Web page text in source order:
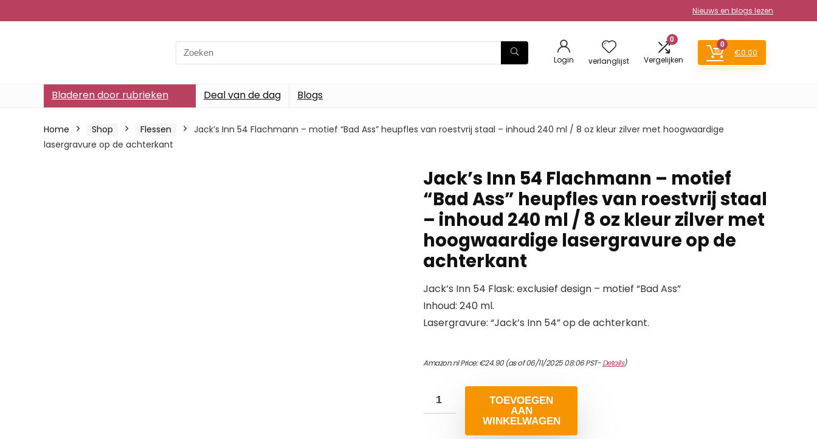
Nieuws en blogs lezen
Search
for:
Login verlanglijst
0
Vergelijken
0
€0.00
Bladeren door rubrieken Deal van de dag Blogs
Home Shop Flessen
Jack’s Inn 54 Flachmann – motief “Bad Ass” heupfles van roestvrij staal – inhoud 240 ml / 8 oz kleur zilver met hoogwaardige
lasergravure op de achterkant
Jack’s Inn 54 Flachmann – motief
“Bad Ass” heupfles van roestvrij staal
– inhoud 240 ml / 8 oz kleur zilver met
hoogwaardige lasergravure op de
achterkant
Jack’s Inn 54 Flask: exclusief design – motief “Bad Ass”
Inhoud: 240 ml.
Lasergravure: “Jack’s Inn 54” op de achterkant.
Amazon.nl Price:€24.90(as of 06/11/2025 08:06 PST-Details)
TOEVOEGEN
AAN
WINKELWAGEN